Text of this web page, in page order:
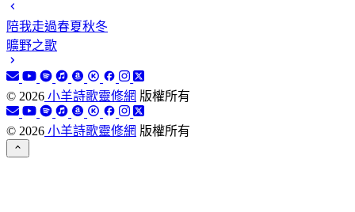
陪我走過春夏秋冬
曠野之歌
© 2026 小羊詩歌靈修網 版權所有
© 2026 小羊詩歌靈修網 版權所有